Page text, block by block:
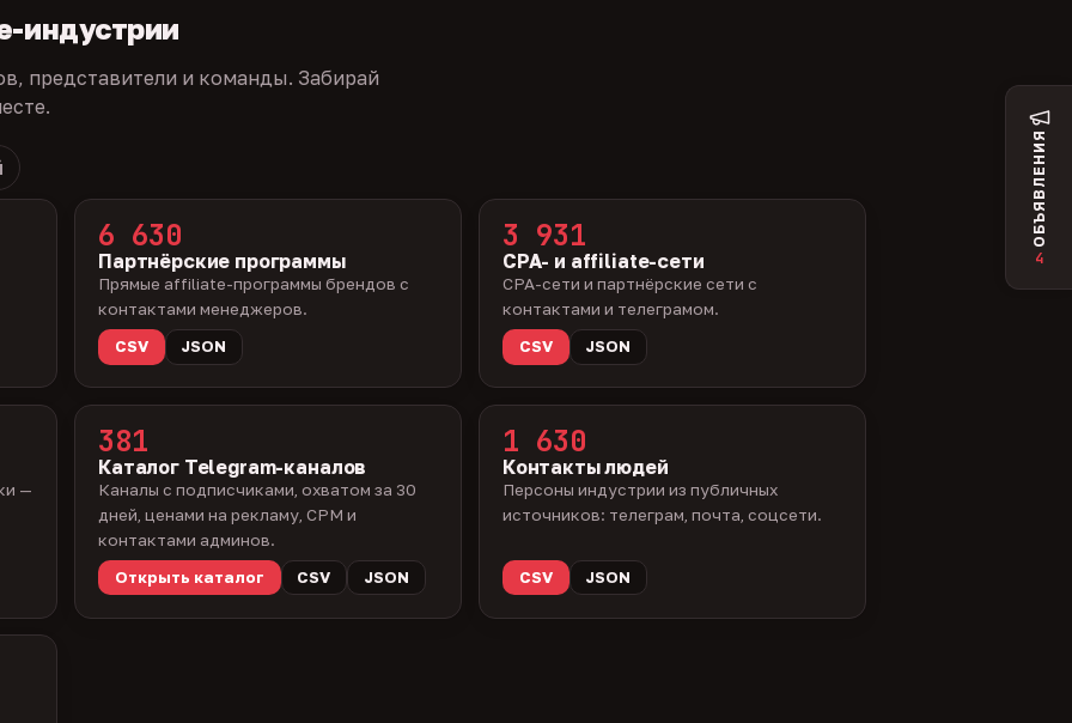
индустрии
представители и команды. Забирай
6 630
Партнёрские программы
Прямые affiliate-программы брендов с
контактами менеджеров.
CSV
JSON
3 931
CPA- и affiliate-сети
CPA-сети и партнёрские сети с
контактами и телеграмом.
CSV
JSON
—
381
Каталог Telegram-каналов
Каналы с подписчиками, охватом за 30
дней, ценами на рекламу, CPM и
контактами админов.
Открыть каталог
CSV JSON
1 630
Контакты людей
Персоны индустрии из публичных
источников: телеграм, почта, соцсети.
CSV JSON
ОБЪЯВЛЕНИЯ
4